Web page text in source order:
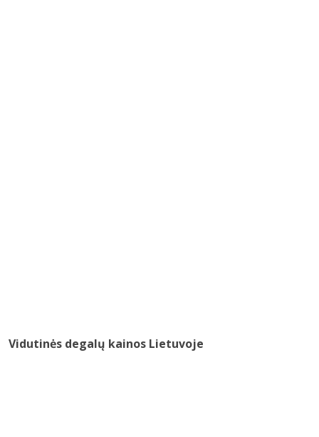
Vidutinės degalų kainos Lietuvoje